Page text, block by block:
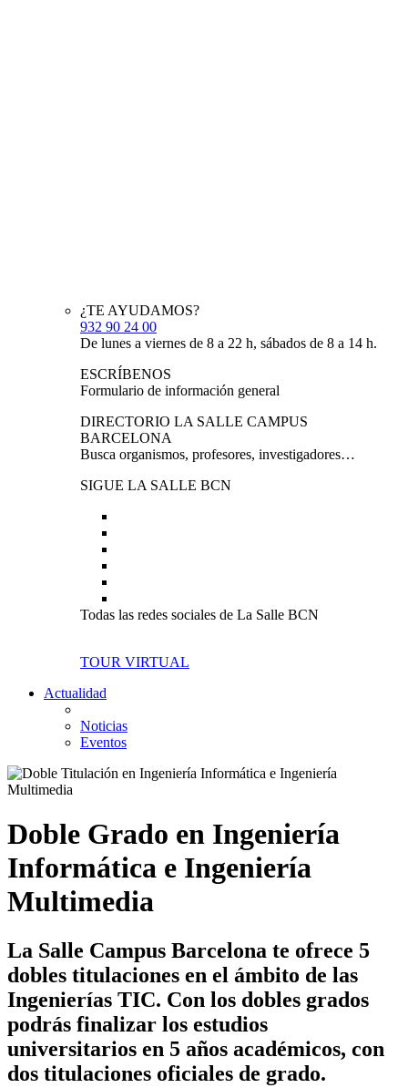
¿TE AYUDAMOS?
932 90 24 00
De lunes a viernes de 8 a 22 h, sábados de 8 a 14 h.
ESCRÍBENOS
Formulario de información general
DIRECTORIO LA SALLE CAMPUS
BARCELONA
Busca organismos, profesores, investigadores…
SIGUE LA SALLE BCN
Todas las redes sociales de La Salle BCN
TOUR VIRTUAL
Actualidad
Noticias
Eventos
Doble Grado en Ingeniería
Informática e Ingeniería
Multimedia
La Salle Campus Barcelona te ofrece 5
dobles titulaciones en el ámbito de las
Ingenierías TIC. Con los dobles grados
podrás finalizar los estudios
universitarios en 5 años académicos, con
dos titulaciones oficiales de grado.